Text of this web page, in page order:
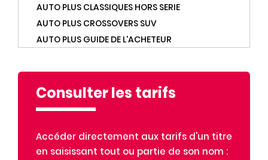
AUTO PLUS CLASSIQUES HORS SERIE
AUTO PLUS CROSSOVERS SUV
AUTO PLUS GUIDE DE L'ACHETEUR
AUTO PLUS OCCASIONS
AUTO PLUS VERT
BEST OF MARMITON
BIBA
Consulter les tarifs
Accéder directement aux tarifs d'un titre
en saisissant tout ou partie de son nom :